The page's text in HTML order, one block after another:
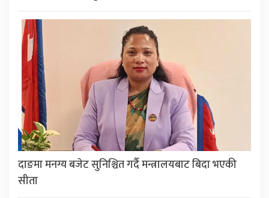
दाङमा मनग्य बजेट सुनिश्चित गर्दै मन्त्रालयबाट बिदा भएकी
सीता